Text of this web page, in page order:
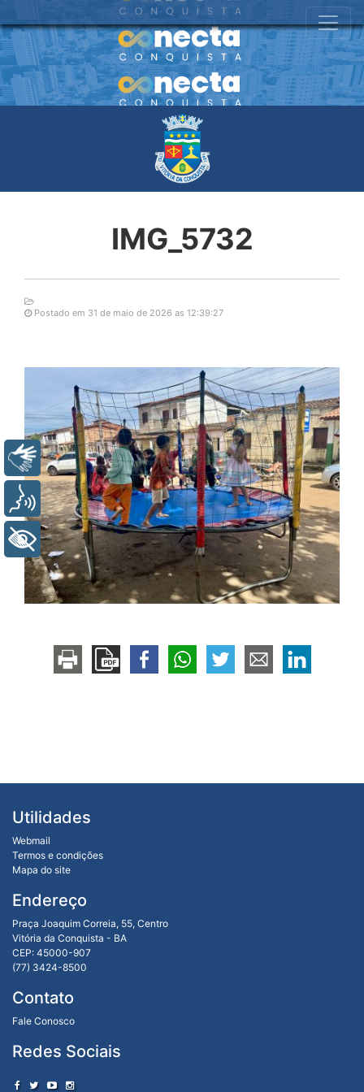
IMG_5732
Postado em 31 de maio de 2026 as 12:39:27
Utilidades
Webmail
Termos e condições
Mapa do site
Endereço
Praça Joaquim Correia, 55, Centro
Vitória da Conquista - BA
CEP: 45000-907
(77) 3424-8500
Contato
Fale Conosco
Redes Sociais
Libras
Voz
+ Acessibilidade